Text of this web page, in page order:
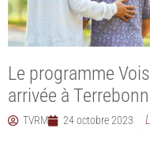
Le programme
arrivée à
TVRM 24 octobre 2023